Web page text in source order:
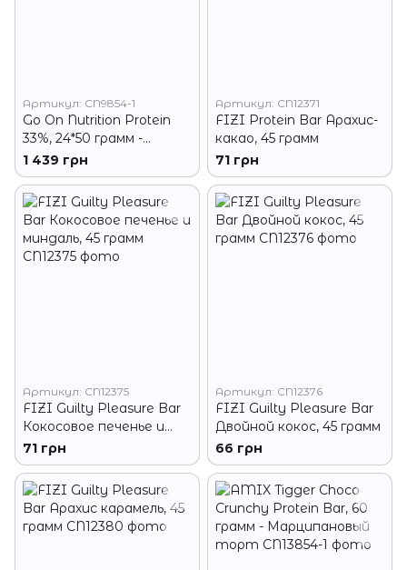
Артикул: CN9854-1
Go On Nutrition Protein
33%, 24*50 грамм -
Шоколад
1 439 грн
Артикул: CN12371
FIZI Protein Bar Арахис-
какао, 45 грамм
71 грн
Артикул: CN12375
FIZI Guilty Pleasure Bar
Кокосовое печенье и
миндаль, 45 грамм
71 грн
Артикул: CN12376
FIZI Guilty Pleasure Bar
Двойной кокос, 45 грамм
66 грн